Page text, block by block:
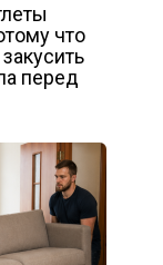
что
перед